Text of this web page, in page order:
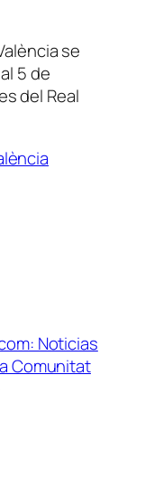
se
5 de
del Real
Noticias
Comunitat